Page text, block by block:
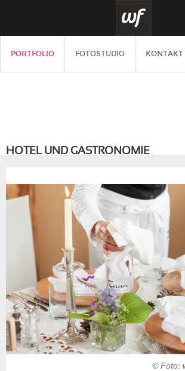
PORTFOLIO FOTOSTUDIO KONTAKT
HOTEL UND GASTRONOMIE
© Foto: